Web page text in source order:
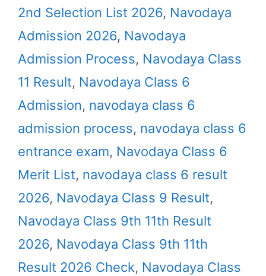
2nd Selection List 2026, Navodaya
Admission 2026, Navodaya
Admission Process, Navodaya Class
11 Result, Navodaya Class 6
Admission, navodaya class 6
admission process, navodaya class 6
entrance exam, Navodaya Class 6
Merit List, navodaya class 6 result
2026, Navodaya Class 9 Result,
Navodaya Class 9th 11th Result
2026, Navodaya Class 9th 11th
Result 2026 Check, Navodaya Class